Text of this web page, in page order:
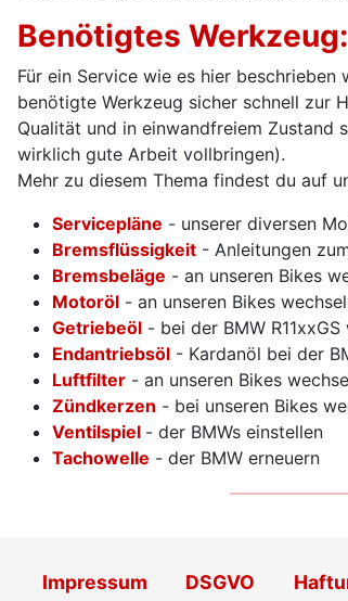
Benötigtes Werkzeug:
Für ein Service wie es hier
benötigte Werkzeug sicher schnell zur
Qualität und in einwandfreiem Zustand
wirklich gute Arbeit vollbringen).
Mehr zu diesem Thema findest du auf
Servicepläne - unserer diversen
Bremsflüssigkeit - Anleitungen
Bremsbeläge - an unseren Bikes
Motoröl - an unseren Bikes
Getriebeöl - bei der BMW
Endantriebsöl - Kardanöl bei der
Luftfilter - an unseren Bikes
Zündkerzen - bei unseren Bikes
Ventilspiel - der BMWs einstellen
Tachowelle - der BMW erneuern
Impressum DSGVO